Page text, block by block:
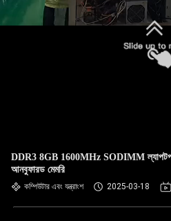
DDR3 8GB 1600MHz SODIMM ল্যাপটপ
আনবুফারড মেমরি
কম্পিউটার এবং যন্ত্রাংশ 2025-03-18